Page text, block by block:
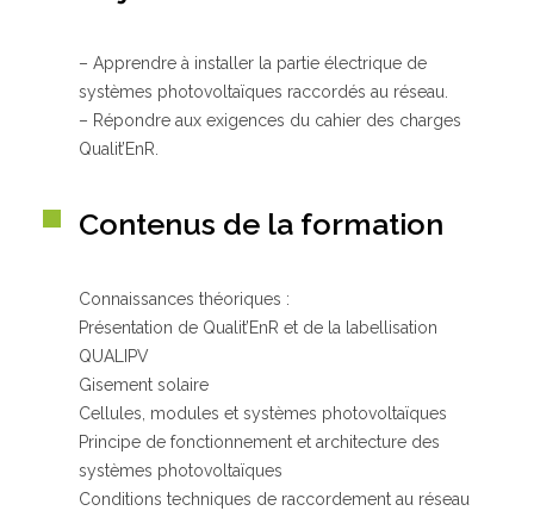
Qui sommes-nous ?
GRETA-CFA de Besançon
GRETA-CFA Haute-Saône – Nord Franche-Comté
Nos offres d’emplois
– Apprendre à installer la partie électrique de
systèmes photovoltaïques raccordés au réseau.
– Répondre aux exigences du cahier des charges
Qualit’EnR.
Contenus de la formation
Connaissances théoriques :
Présentation de Qualit’EnR et de la labellisation
QUALIPV
Gisement solaire
Cellules, modules et systèmes photovoltaïques
Principe de fonctionnement et architecture des
systèmes photovoltaïques
Conditions techniques de raccordement au réseau